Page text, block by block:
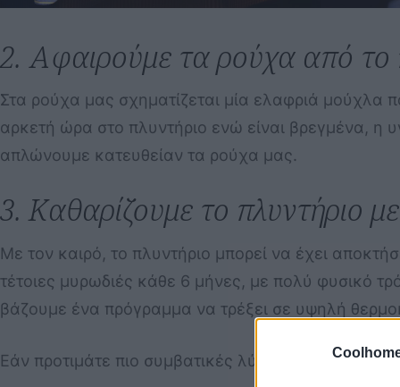
2. Αφαιρούμε τα ρούχα από το
Στα ρούχα μας σχηματίζεται μία ελαφριά μούχλα
αρκετή ώρα στο πλυντήριο ενώ είναι βρεγμένα, η
απλώνουμε κατευθείαν τα ρούχα μας.
3. Καθαρίζουμε το πλυντήριο
Με τον καιρό, το πλυντήριο μπορεί να έχει
τέτοιες μυρωδιές κάθε 6 μήνες, με πολύ φυσικό
βάζουμε ένα πρόγραμμα να τρέξει σε υψηλή
Εάν προτιμάτε πιο συμβατικές λύσεις, μπορείτε να